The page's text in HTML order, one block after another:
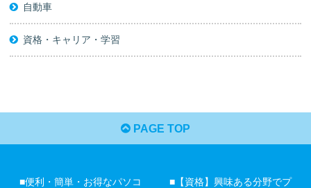
自動車
資格・キャリア・学習
PAGE TOP
■便利・簡単・お得なパソコ
■【資格】興味ある分野でプ